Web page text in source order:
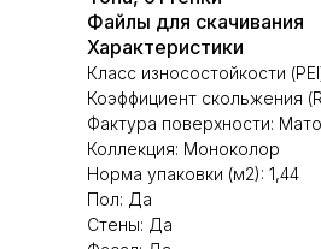
Файлы для скачивания
Характеристики
Класс износостойкости
Коэффициент скольжения
Фактура поверхности:
Коллекция: Моноколор
Норма упаковки (м2): 1,44
Пол: Да
Стены: Да